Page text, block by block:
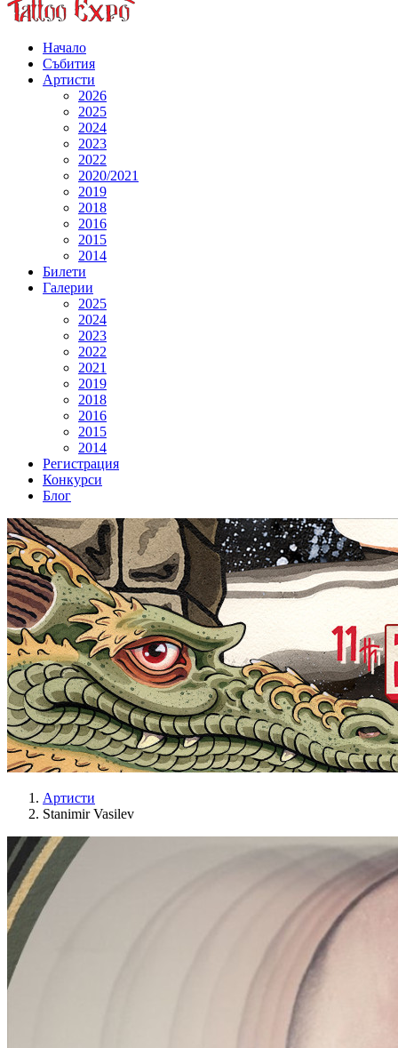
Начало
Събития
Артисти
2026
2025
2024
2023
2022
2020/2021
2019
2018
2016
2015
2014
Билети
Галерии
2025
2024
2023
2022
2021
2019
2018
2016
2015
2014
Регистрация
Конкурси
Блог
Артисти
Stanimir Vasilev